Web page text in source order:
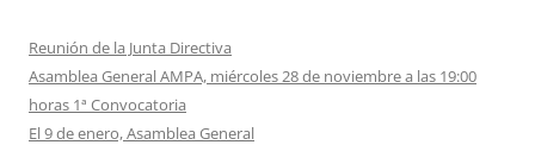
Reunión de la Junta Directiva
Asamblea General AMPA, miércoles 28 de noviembre a las 19:00
horas 1ª Convocatoria
El 9 de enero, Asamblea General